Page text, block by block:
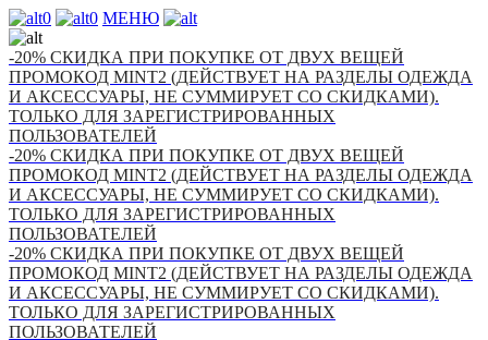
0 0 МЕНЮ
-20% СКИДКА ПРИ ПОКУПКЕ ОТ ДВУХ ВЕЩЕЙ
ПРОМОКОД MINT2 (ДЕЙСТВУЕТ НА РАЗДЕЛЫ ОДЕЖДА
И АКСЕССУАРЫ, НЕ СУММИРУЕТ СО СКИДКАМИ).
ТОЛЬКО ДЛЯ ЗАРЕГИСТРИРОВАННЫХ
ПОЛЬЗОВАТЕЛЕЙ
-20% СКИДКА ПРИ ПОКУПКЕ ОТ ДВУХ ВЕЩЕЙ
ПРОМОКОД MINT2 (ДЕЙСТВУЕТ НА РАЗДЕЛЫ ОДЕЖДА
И АКСЕССУАРЫ, НЕ СУММИРУЕТ СО СКИДКАМИ).
ТОЛЬКО ДЛЯ ЗАРЕГИСТРИРОВАННЫХ
ПОЛЬЗОВАТЕЛЕЙ
-20% СКИДКА ПРИ ПОКУПКЕ ОТ ДВУХ ВЕЩЕЙ
ПРОМОКОД MINT2 (ДЕЙСТВУЕТ НА РАЗДЕЛЫ ОДЕЖДА
И АКСЕССУАРЫ, НЕ СУММИРУЕТ СО СКИДКАМИ).
ТОЛЬКО ДЛЯ ЗАРЕГИСТРИРОВАННЫХ
ПОЛЬЗОВАТЕЛЕЙ